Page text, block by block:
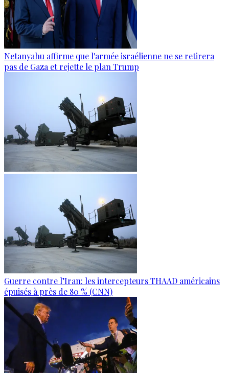
Netanyahu affirme que l'armée israélienne ne se retirera
pas de Gaza et rejette le plan Trump
Guerre contre l’Iran: les intercepteurs THAAD américains
épuisés à près de 80 % (CNN)